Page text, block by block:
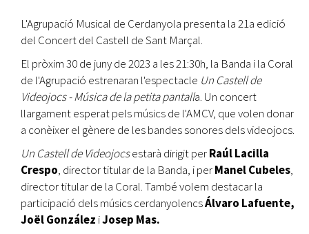
L'Agrupació Musical de Cerdanyola presenta la 21a edició
del Concert del Castell de Sant Marçal.
El pròxim 30 de juny de 2023 a les 21:30h, la Banda i la Coral
de l'Agrupació estrenaran l'espectacle Un Castell de
Videojocs - Música de la petita pantalla. Un concert
llargament esperat pels músics de l'AMCV, que volen donar
a conèixer el gènere de les bandes sonores dels videojocs.
Un Castell de Videojocsestarà dirigit perRaúl Lacilla
Crespo, director titular de la Banda, i perManel Cubeles,
director titular de la Coral. També volem destacar la
participació dels músics cerdanyolencsÁlvaro Lafuente,
Joël González iJosep Mas.